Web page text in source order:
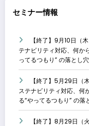
セミナー情報
【終了】9月10日（
テナビリティ対応、何か
ってるつもり” の落とし
【終了】5月29日（
ステナビリティ対応、何
る“やってるつもり” の落
【終了】8月29日（